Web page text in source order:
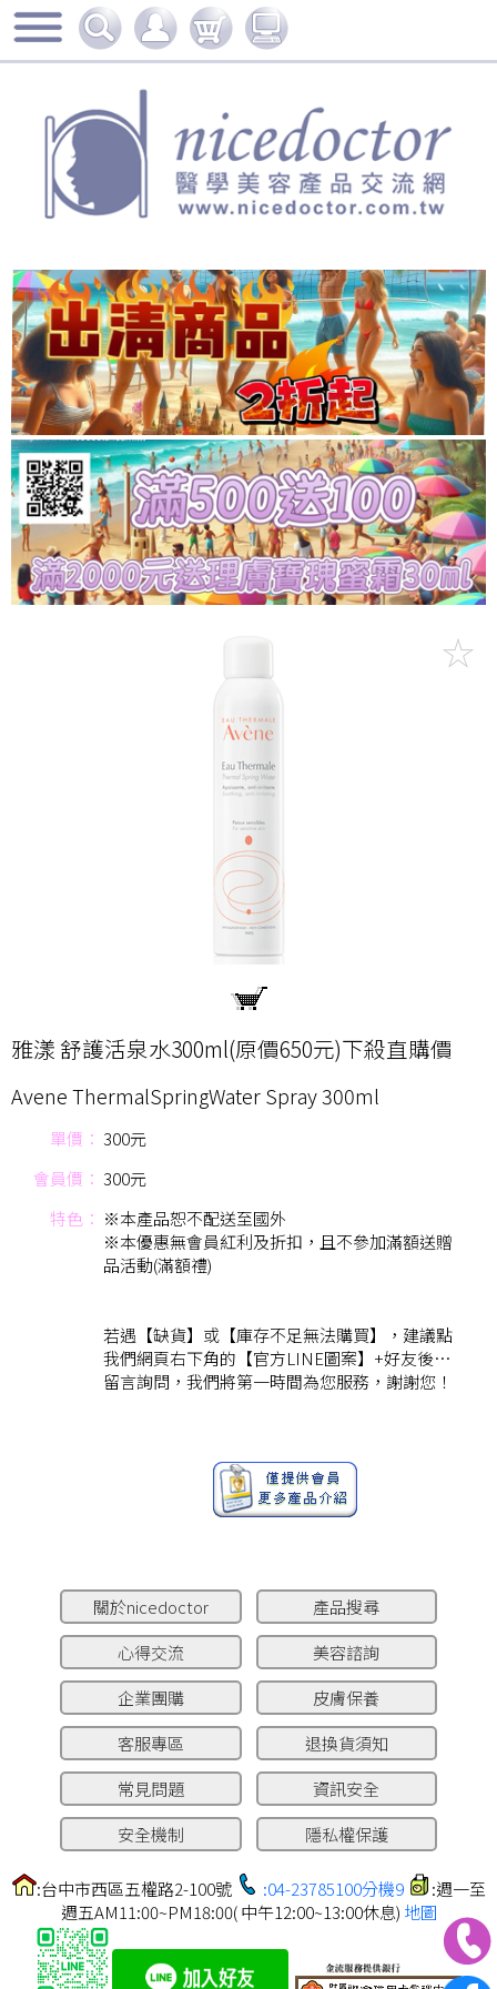
雅漾 舒護活泉水300ml(原價650元)下殺直購價
Avene ThermalSpringWater Spray 300ml
單價： 300元
會員價： 300元
特色： ※本產品恕不配送至國外
※本優惠無會員紅利及折扣，且不參加滿額送贈
品活動(滿額禮)
若遇【缺貨】或【庫存不足無法購買】，建議點
我們網頁右下角的【官方LINE圖案】+好友後…
留言詢問，我們將第一時間為您服務，謝謝您！
關於nicedoctor
產品搜尋
心得交流
美容諮詢
企業團購
皮膚保養
客服專區
退換貨須知
常見問題
資訊安全
安全機制
隱私權保護
:台中市西區五權路2-100號 :04-23785100分機9
:週一至
週五AM11:00~PM18:00( 中午12:00~13:00休息) 地圖